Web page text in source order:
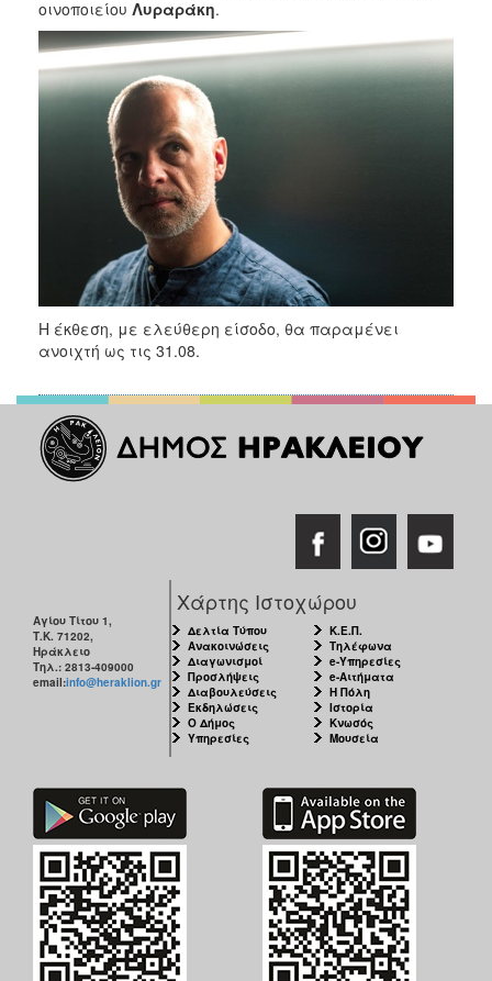
οινοποιείου Λυραράκη.
Η έκθεση, με ελεύθερη είσοδο, θα παραμένει
ανοιχτή ως τις 31.08.
Αγίου Τίτου 1,
Τ.Κ. 71202,
Ηράκλειο
Τηλ.: 2813-409000
email:info@heraklion.gr
Χάρτης Ιστοχώρου
Δελτία Τύπου
Ανακοινώσεις
Διαγωνισμοί
Προσλήψεις
Διαβουλεύσεις
Εκδηλώσεις
Ο Δήμος
Υπηρεσίες
Κ.Ε.Π.
Τηλέφωνα
e-Υπηρεσίες
e-Αιτήματα
Η Πόλη
Ιστορία
Κνωσός
Μουσεία